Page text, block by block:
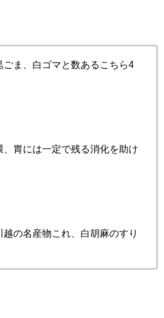
ごま、白ゴマと数あるこちら4
胃には一定で残る消化を助け
の名産物これ、白胡麻のすり